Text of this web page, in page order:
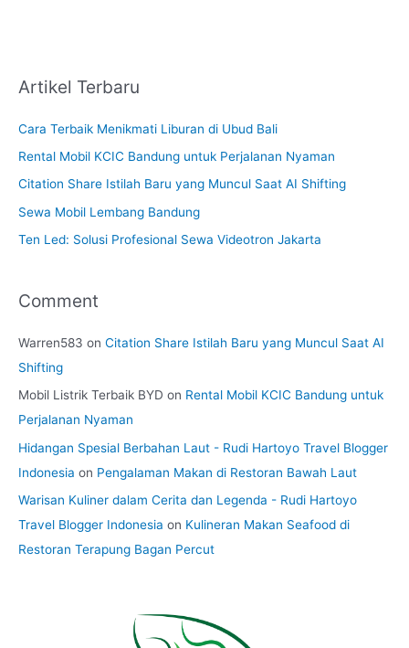
Artikel Terbaru
Cara Terbaik Menikmati Liburan di Ubud Bali
Rental Mobil KCIC Bandung untuk Perjalanan Nyaman
Citation Share Istilah Baru yang Muncul Saat AI Shifting
Sewa Mobil Lembang Bandung
Ten Led: Solusi Profesional Sewa Videotron Jakarta
Comment
Warren583 on Citation Share Istilah Baru yang Muncul Saat AI
Shifting
Mobil Listrik Terbaik BYD on Rental Mobil KCIC Bandung untuk
Perjalanan Nyaman
Hidangan Spesial Berbahan Laut - Rudi Hartoyo Travel Blogger
Indonesia on Pengalaman Makan di Restoran Bawah Laut
Warisan Kuliner dalam Cerita dan Legenda - Rudi Hartoyo
Travel Blogger Indonesia on Kulineran Makan Seafood di
Restoran Terapung Bagan Percut